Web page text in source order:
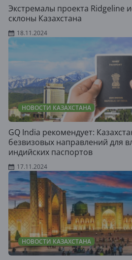
Экстремалы проекта Ridgeline
склоны Казахстана
18.11.2024
НОВОСТИ КАЗАХСТАНА
GQ India рекомендует:
безвизовых направлений для
индийских паспортов
17.11.2024
НОВОСТИ КАЗАХСТАНА